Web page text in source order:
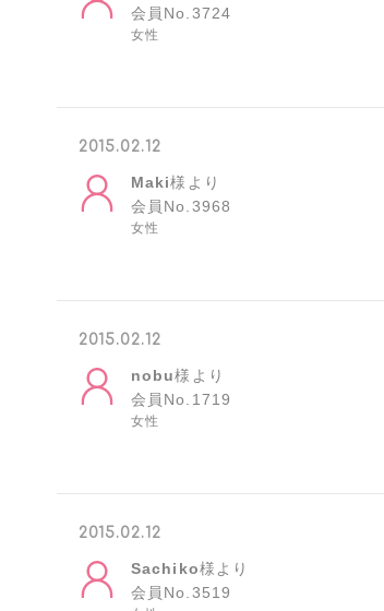
会員No.3724
女性
2015.02.12
Maki様より
会員No.3968
女性
2015.02.12
nobu様より
会員No.1719
女性
2015.02.12
Sachiko様より
会員No.3519